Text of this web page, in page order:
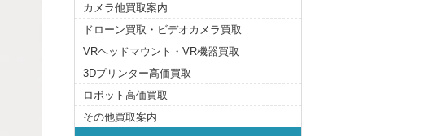
カメラ他買取案内
ドローン買取・ビデオカメラ買取
VRヘッドマウント・VR機器買取
3Dプリンター高価買取
ロボット高価買取
その他買取案内